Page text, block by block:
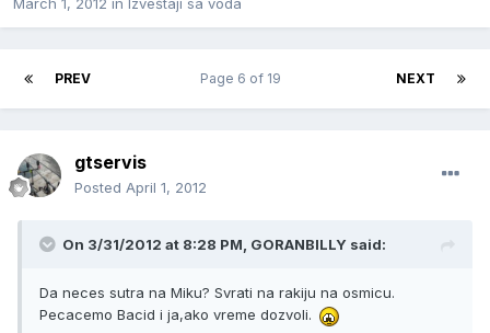
March 1, 2012 in Izveštaji sa voda
PREV NEXT
Page 6 of 19
gtservis
Posted April 1, 2012
On 3/31/2012 at 8:28 PM, GORANBILLY said:
Da neces sutra na Miku? Svrati na rakiju na osmicu.
Pecacemo Bacid i ja,ako vreme dozvoli.